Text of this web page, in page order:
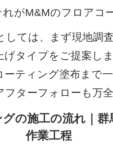
がM&Mのフロアコ
しては、まず現地調
げタイプをご提案し
ーティング塗布まで
フターフォローも万
の施工の流れ｜群
作業工程